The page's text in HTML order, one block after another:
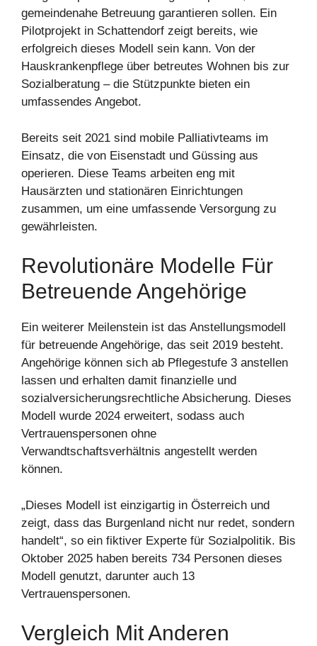
gemeindenahe Betreuung garantieren sollen. Ein
Pilotprojekt in Schattendorf zeigt bereits, wie
erfolgreich dieses Modell sein kann. Von der
Hauskrankenpflege über betreutes Wohnen bis zur
Sozialberatung – die Stützpunkte bieten ein
umfassendes Angebot.
Bereits seit 2021 sind mobile Palliativteams im
Einsatz, die von Eisenstadt und Güssing aus
operieren. Diese Teams arbeiten eng mit
Hausärzten und stationären Einrichtungen
zusammen, um eine umfassende Versorgung zu
gewährleisten.
Revolutionäre Modelle Für
Betreuende Angehörige
Ein weiterer Meilenstein ist das Anstellungsmodell
für betreuende Angehörige, das seit 2019 besteht.
Angehörige können sich ab Pflegestufe 3 anstellen
lassen und erhalten damit finanzielle und
sozialversicherungsrechtliche Absicherung. Dieses
Modell wurde 2024 erweitert, sodass auch
Vertrauenspersonen ohne
Verwandtschaftsverhältnis angestellt werden
können.
„Dieses Modell ist einzigartig in Österreich und
zeigt, dass das Burgenland nicht nur redet, sondern
handelt“, so ein fiktiver Experte für Sozialpolitik. Bis
Oktober 2025 haben bereits 734 Personen dieses
Modell genutzt, darunter auch 13
Vertrauenspersonen.
Vergleich Mit Anderen